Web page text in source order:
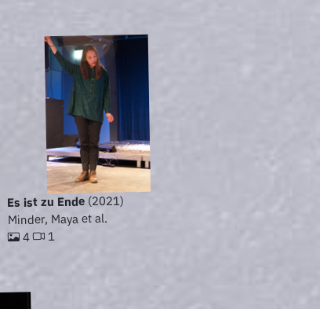
Es ist zu Ende(2021)
Minder, Maya et al.
4 1